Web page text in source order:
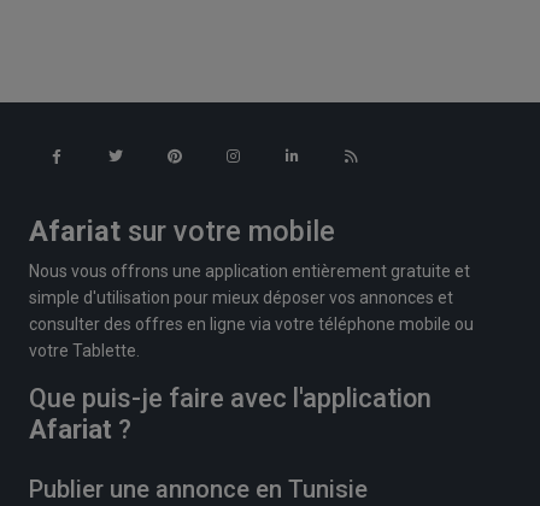
Afariat sur votre mobile
Nous vous offrons une application entièrement gratuite et
simple d'utilisation pour mieux déposer vos annonces et
consulter des offres en ligne via votre téléphone mobile ou
votre Tablette.
Que puis-je faire avec l'application
Afariat ?
Publier une annonce en Tunisie